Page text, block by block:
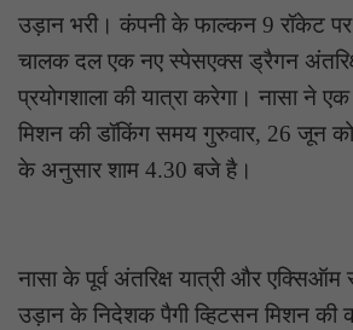
उड़ान भरी। कंपनी के फाल्कन 9 रॉकेट पर
चालक दल एक नए स्पेसएक्स ड्रैगन
प्रयोगशाला की यात्रा करेगा। नासा ने
मिशन की डॉकिंग समय गुरुवार, 26 जून
के अनुसार शाम 4.30 बजे है।
नासा के पूर्व अंतरिक्ष यात्री और एक्सिऑम
उड़ान के निदेशक पैगी व्हिटसन मिशन की